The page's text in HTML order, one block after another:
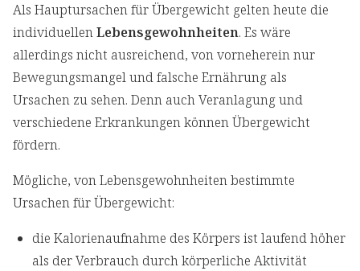
Als Hauptursachen für Übergewicht gelten heute die
individuellenLebensgewohnheiten. Es wäre
allerdings nicht ausreichend, von vorneherein nur
Bewegungsmangel und falsche Ernährung als
Ursachen zu sehen. Denn auch Veranlagung und
verschiedene Erkrankungen können Übergewicht
fördern.
Mögliche, von Lebensgewohnheiten bestimmte
Ursachen für Übergewicht:
die Kalorienaufnahme des Körpers ist laufend höher
als der Verbrauch durch körperliche Aktivität